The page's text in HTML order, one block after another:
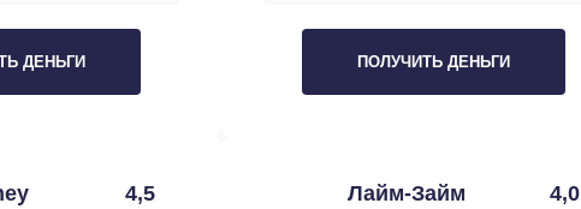
ДЕНЬГИ ПОЛУЧИТЬ ДЕНЬГИ
4,5 Лайм-Займ 4,0